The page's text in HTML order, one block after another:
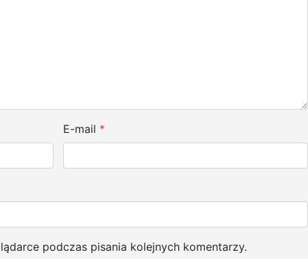
E-mail *
podczas pisania kolejnych komentarzy.